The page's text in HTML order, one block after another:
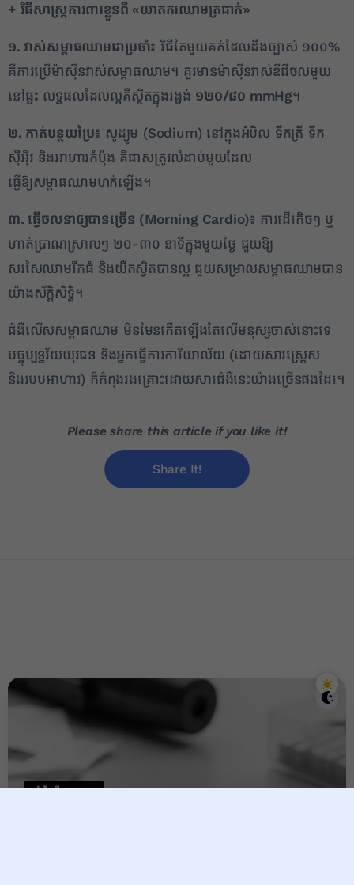
+ វិធីសាស្ត្រការពារខ្លួនពី «ឃាតករឈាមត្រជាក់»
១. វាស់សម្ពាធឈាមជាប្រចាំ៖ វិធីតែមួយគត់ដែលដឹងច្បាស់ ១០០%
គឺការប្រើម៉ាស៊ីនវាស់សម្ពាធឈាម។ គួរមានម៉ាស៊ីនវាស់ឌីជីថលមួយ
នៅផ្ទះ លទ្ធផលដែលល្អគឺស្ថិតក្នុងរង្វង់ ១២០/៨០ mmHg។
២. កាត់បន្ថយប្រៃ៖ សូដ្យូម (Sodium) នៅក្នុងអំបិល ទឹកត្រី ទឹក
ស៊ីអ៊ីវ និងអាហារកំប៉ុង គឺជាសត្រូវលំដាប់មួយដែល
ធ្វើឱ្យសម្ពាធឈាមហក់ឡើង។
៣. ធ្វើចលនាឲ្យបានច្រើន (Morning Cardio)៖ ការដើរតិចៗ ឬ
ហាត់ប្រាណស្រាលៗ ២០-៣០ នាទីក្នុងមួយថ្ងៃ ជួយឱ្យ
សរសៃឈាមរីកធំ និងយឺតស្វិតបានល្អ ជួយសម្រាលសម្ពាធឈាមបាន
យ៉ាងស័ក្តិសិទ្ធិ។
ជំងឺលើសសម្ពាធឈាម មិនមែនកើតឡើងតែលើមនុស្សចាស់នោះទេ
បច្ចុប្បន្នវ័យយុវជន និងអ្នកធ្វើការការិយាល័យ (ដោយសារស្រ្តេស
និងរបបអាហារ) ក៏កំពុងរងគ្រោះដោយសារជំងឺនេះយ៉ាងច្រើនផងដែរ។
Please share this article if you like it!
Share It!
ជំងឺលើសឈាម